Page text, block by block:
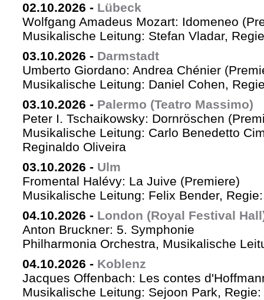
02.10.2026 - Lübeck
Wolfgang Amadeus Mozart: Idomeneo
Musikalische Leitung: Stefan Vladar,
03.10.2026 - Darmstadt
Umberto Giordano: Andrea Chénier
Musikalische Leitung: Daniel Cohen,
03.10.2026 - Palermo (Teatro Massimo)
Peter I. Tschaikowsky: Dornröschen
Musikalische Leitung: Carlo Benedetto
Reginaldo Oliveira
03.10.2026 - Ulm
Fromental Halévy: La Juive (Premiere)
Musikalische Leitung: Felix Bender,
04.10.2026 - London (Royal Festival
Anton Bruckner: 5. Symphonie
Philharmonia Orchestra, Musikalische
04.10.2026 - Koblenz
Jacques Offenbach: Les contes
Musikalische Leitung: Sejoon Park,